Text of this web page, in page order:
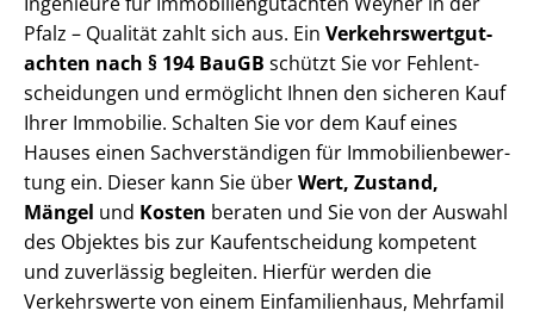
Pfalz – Qualität zahlt sich aus. Ein Ver­kehrs­wert­gut­
ach­ten nach § 194 BauGB schützt Sie vor Fehl­ent­
schei­dun­gen und ermöglicht Ihnen den sicheren Kauf
Ihrer Immobilie. Schalten Sie vor dem Kauf eines
Hauses einen Sach­ver­stän­di­gen für Im­mo­bi­li­en­be­wer­
tung ein. Dieser kann Sie überWert, Zustand,
Mängel und Kosten beraten und Sie von der Auswahl
des Objektes bis zur Kauf­ent­schei­dung kompetent
und zuverlässig begleiten. Hierfür werden die
Verkehrswerte von einem Einfamilienhaus, Mehr­fa­mi­l